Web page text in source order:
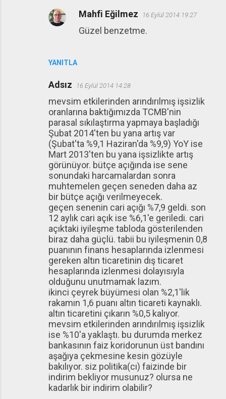
YANITLA
Mahfi Eğilmez 16 Eylül 2014 19:27
Güzel benzetme.
Adsız 16 Eylül 2014 14:28
mevsim etkilerinden arındırılmış işsizlik
oranlarına baktığımızda TCMB'nin
parasal sıkılaştırma yapmaya başladığı
Şubat 2014'ten bu yana artış var
(Şubat'ta %9,1 Haziran'da %9,9) YoY ise
Mart 2013'ten bu yana işsizlikte artış
görünüyor. bütçe açığında ise sene
sonundaki harcamalardan sonra
muhtemelen geçen seneden daha az
bir bütçe açığı verilmeyecek.
geçen senenin cari açığı %7,9 geldi. son
12 aylık cari açık ise %6,1'e geriledi. cari
açıktaki iyileşme tabloda gösterilenden
biraz daha güçlü. tabii bu iyileşmenin 0,8
puanının finans hesaplarında izlenmesi
gereken altın ticaretinin dış ticaret
hesaplarında izlenmesi dolayısıyla
olduğunu unutmamak lazım.
ikinci çeyrek büyümesi olan %2,1'lik
rakamın 1,6 puanı altın ticareti kaynaklı.
altın ticaretini çıkarın %0,5 kalıyor.
mevsim etkilerinden arındırılmış işsizlik
ise %10'a yaklaştı. bu durumda merkez
bankasının faiz koridorunun üst bandını
aşağıya çekmesine kesin gözüyle
bakılıyor. siz politika(cı) faizinde bir
indirim bekliyor musunuz? olursa ne
kadarlık bir indirim olabilir?